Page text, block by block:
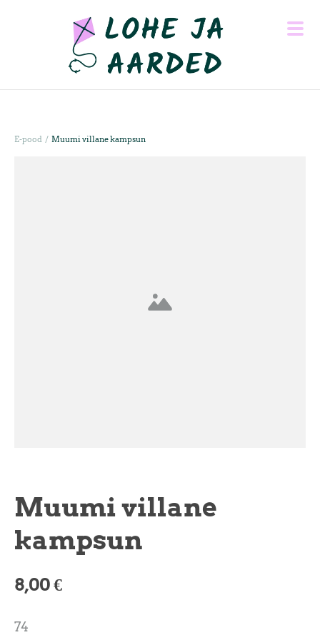
E-pood / Muumi villane kampsun
Muumi villane
kampsun
8,00 €
74